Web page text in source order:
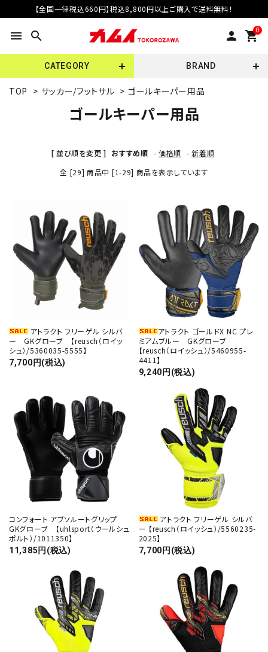
【全国一律税込660円】税込8,800円以上ご購入で送料無料！
menu search person 0
shopping_cart
CATEGORY BRAND
TOP > サッカー/フットサル > ゴールキーパー用品
ゴールキーパー用品
[ 並び順を変更 ] おすすめ順 - 価格順 -新着順
全 [29] 商品中 [1-29] 商品を表示しています
アトラクト フリーゲル シルバ
ー GKグローブ 【reusch（ロイッ
シュ）/5360035-5555】
7,700円(税込)
アトラクト ゴールドX NC プレ
ミアムブルー GKグローブ
【reusch（ロイッシュ）/5460955-
4411】
9,240円(税込)
コンフォート アブソルートグリップ
GKグローブ 【uhlsport（ウールシュ
ポルト）/1011350】
11,385円(税込)
アトラクト フリーゲル シルバ
ー 【reusch（ロイッシュ）/5560235-
2025】
7,700円(税込)